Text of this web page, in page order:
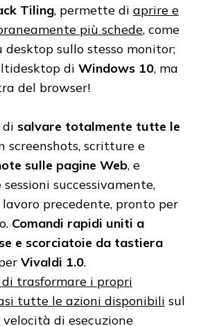
Tiling, permette di aprire e
più schede, come
desktop sullo stesso monitor;
di Windows 10, ma
del browser!
salvare totalmente tutte le
screenshots, scritture e
sulle pagine Web, e
successivamente,
precedente, pronto per
Comandi rapidi uniti a
e scorciatoie da tastiera
Vivaldi 1.0.
di trasformare i propri
tutte le azioni disponibili sul
di esecuzione